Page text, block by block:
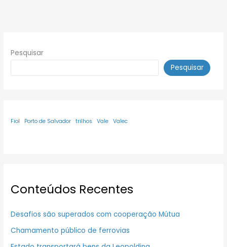
Pesquisar
Pesquisar
Fiol Porto de Salvador trilhos Vale Valec
Conteúdos Recentes
Desafios são superados com cooperação Mútua
Chamamento público de ferrovias